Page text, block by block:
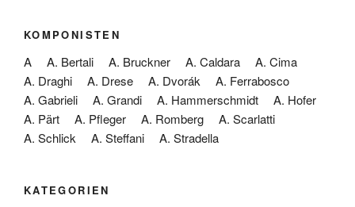
KOMPONISTEN
A A. Bertali A. Bruckner A. Caldara
A. Cima
A. Draghi
A. Drese A. Dvorák
A. Ferrabosco
A. Gabrieli
A. Grandi A. Hammerschmidt
A. Hofer
A. Pärt
A. Pfleger A. Romberg
A. Scarlatti
A. Schlick
A. Steffani A. Stradella
KATEGORIEN